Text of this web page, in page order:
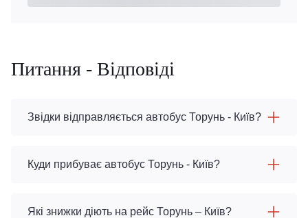
Питання - Відповіді
Звідки відправляється автобус Торунь - Київ?
Куди прибуває автобус Торунь - Київ?
Які знижки діють на рейс Торунь – Київ?